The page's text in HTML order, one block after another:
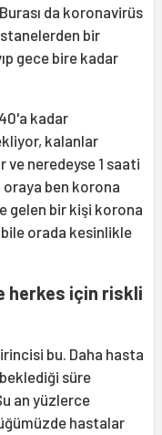
da koronavirüs
bir
gece bire kadar
kadar
kalanlar
ve neredeyse 1 saati
oraya ben korona
gelen bir kişi korona
bile orada kesinlikle
herkes için riskli
bu. Daha hasta
süre
an yüzlerce
hastalar